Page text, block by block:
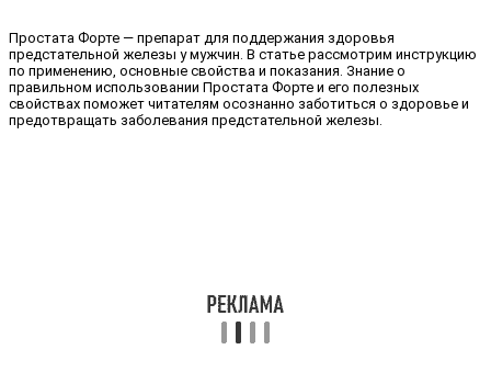
Простата Форте — препарат для поддержания здоровья
предстательной железы у мужчин. В статье рассмотрим инструкцию
по применению, основные свойства и показания. Знание о
правильном использовании Простата Форте и его полезных
свойствах поможет читателям осознанно заботиться о здоровье и
предотвращать заболевания предстательной железы.